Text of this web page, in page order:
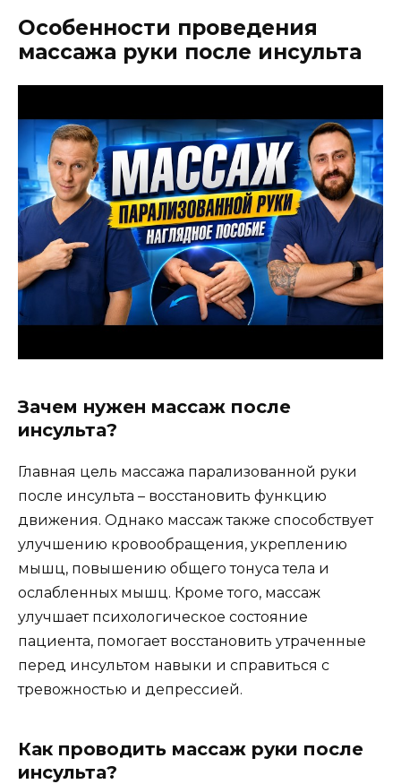
Особенности проведения
массажа руки после инсульта
Зачем нужен массаж после
инсульта?
Главная цель массажа парализованной руки
после инсульта – восстановить функцию
движения. Однако массаж также способствует
улучшению кровообращения, укреплению
мышц, повышению общего тонуса тела и
ослабленных мышц. Кроме того, массаж
улучшает психологическое состояние
пациента, помогает восстановить утраченные
перед инсультом навыки и справиться с
тревожностью и депрессией.
Как проводить массаж руки после
инсульта?